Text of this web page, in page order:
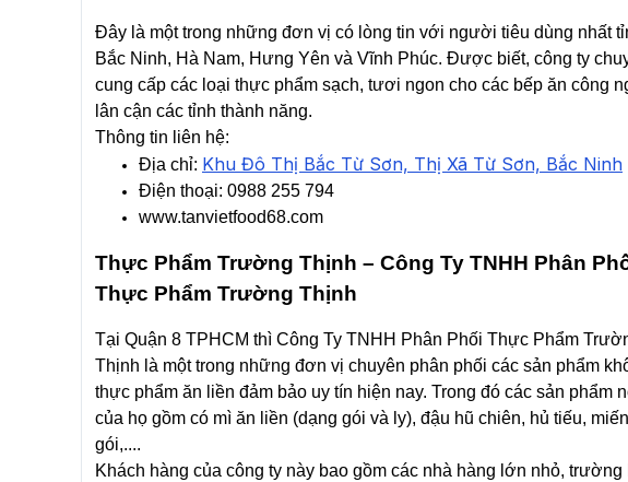
Đây là một trong những đơn vị có lòng tin với người tiêu dùng nhất
Bắc Ninh, Hà Nam, Hưng Yên và Vĩnh Phúc. Được biết, công ty
cung cấp các loại thực phẩm sạch, tươi ngon cho các bếp ăn công
lân cận các tỉnh thành năng.
Thông tin liên hệ:
Địa chỉ: Khu Đô Thị Bắc Từ Sơn, Thị Xã Từ Sơn, Bắc Ninh
Điện thoại: 0988 255 794
www.tanvietfood68.com
Thực Phẩm Trường Thịnh – Công Ty TNHH Phân
Thực Phẩm Trường Thịnh
Tại Quận 8 TPHCM thì Công Ty TNHH Phân Phối Thực Phẩm
Thịnh là một trong những đơn vị chuyên phân phối các sản phẩm
thực phẩm ăn liền đảm bảo uy tín hiện nay. Trong đó các sản phẩm
của họ gồm có mì ăn liền (dạng gói và ly), đậu hũ chiên, hủ tiếu, miến
gói,....
Khách hàng của công ty này bao gồm các nhà hàng lớn nhỏ, trường